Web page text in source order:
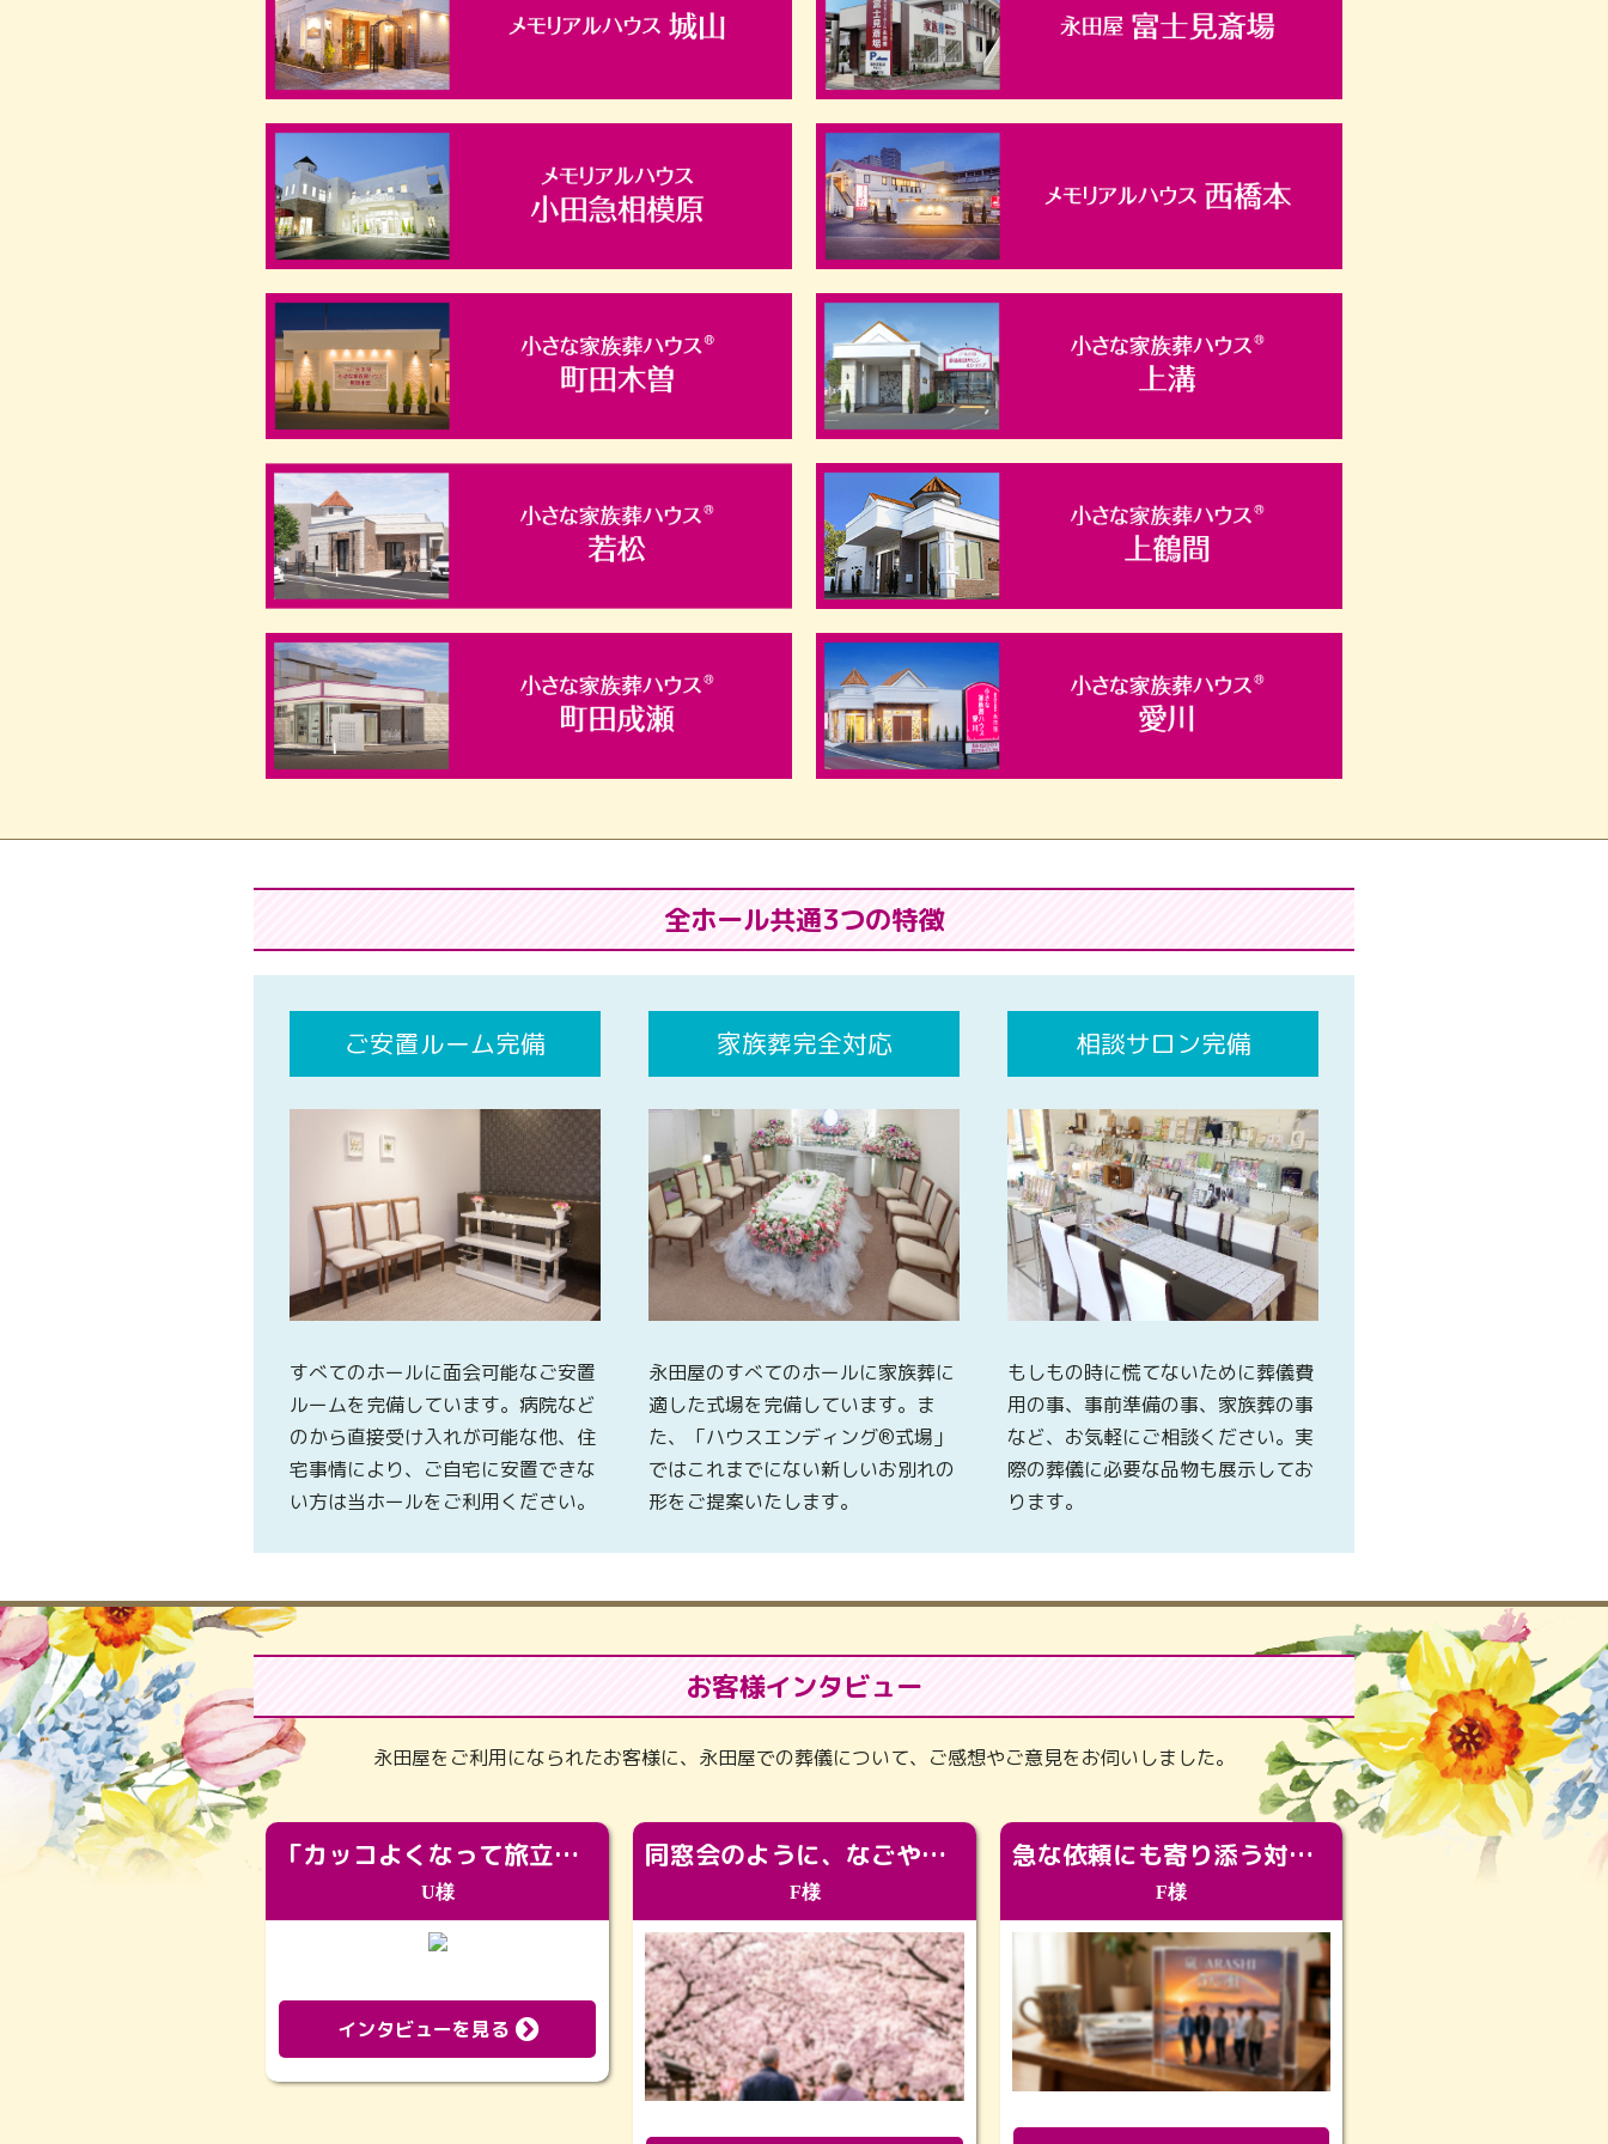
全ホール共通3つの特徴
ご安置ルーム完備
すべてのホールに面会可能なご安置
ルームを完備しています。病院など
のから直接受け入れが可能な他、住
宅事情により、ご自宅に安置できな
い方は当ホールをご利用ください。
家族葬完全対応
永田屋のすべてのホールに家族葬に
適した式場を完備しています。ま
た、「ハウスエンディング®式場」
ではこれまでにない新しいお別れの
形をご提案いたします。
相談サロン完備
もしもの時に慌てないために葬儀費
用の事、事前準備の事、家族葬の事
など、お気軽にご相談ください。実
際の葬儀に必要な品物も展示してお
ります。
お客様インタビュー
永田屋をご利用になられたお客様に、永田屋での葬儀について、ご感想やご意見をお伺いしました。
「カッコよくなって旅立っていってくれました（笑）もっとカッコいいって言ってあげればよかったな」
U様
インタビューを見る
同窓会のように、なごやかに。92歳の旅立ちを彩った、再会と感謝の場
F様
急な依頼にも寄り添う対応。メモリアルコーナーで振り返る大切な日々
F様